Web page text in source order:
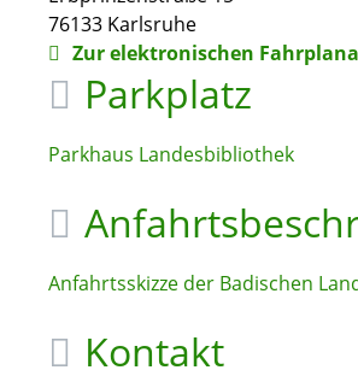
76133 Karlsruhe
Zur elektronischen
Parkplatz
Parkhaus Landesbibliothek
Anfahrtsskizze der Badischen
Kontakt